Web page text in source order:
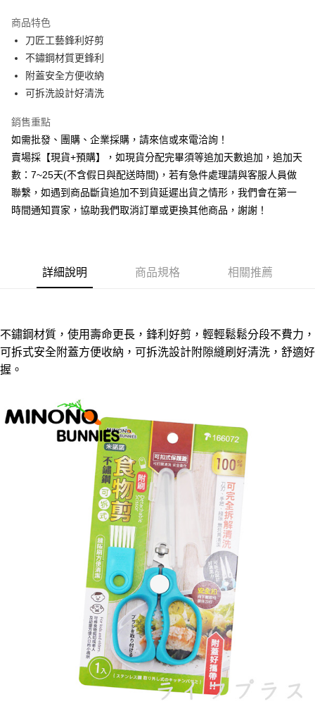
合作金庫商業銀行
華南商業銀行
上海商業儲蓄銀行
國泰世華商業銀行
臺灣中小企業銀行
聯邦商業銀行
元大商業銀行
永豐商業銀行
台新國際商業銀行
中國信託商業銀行
台灣樂天信用卡公司
6 期 0 利率 每期
華南商業銀行
上海商業儲蓄銀行
國泰世華商業銀行
匯豐（台灣）商業銀行
聯邦商業銀行
遠東國際商業銀行
元大商業銀行
永豐商業銀行
玉山商業銀行
星展（台灣）商業銀行
台新國際商業銀行
台灣樂天信用卡公司
12 期 0 利率 每期
合作金庫商業銀行
上海商業儲蓄銀行
國泰世華商業銀行
臺灣中小企業銀行
匯豐（台灣）商業銀行
華泰商業銀行
聯邦商業銀行
遠東國際商業銀行
元大商業銀行
永豐商業銀行
玉山商業銀行
星展（台灣）商業銀行
台新國際商業銀行
中國信託商業銀行
超商取貨付款
LINE Pay
Apple Pay
街口支付
悠遊付
全盈+PAY
【關於「AFTEE先享後付」】
AFTEE先享後付是「在收到商品之後才付款」的支付方式。 讓您購物簡單
便利好安心！
３．安心：先確認商品／服務後，再付款。
【「AFTEE先享後付」結帳流程】
１．於結帳方式選擇「AFTEE先享後付」後，將跳轉至「AFTEE先享後付」
３．收到繳費通知簡訊後14天內，點擊此簡訊中的連結，可透過四大超商／
ATM／網路銀行／等多元方式進行付款，方視為交易完成。
※ 請注意：結帳手續完成當下不需立刻繳費，但若您需要取消訂單，請聯絡
購買商品的店家。未經商家同意取消之訂單仍視為有效，需透過AFTEE先享
※ 交易是否成功請以「AFTEE先享後付 」之結帳頁面顯示為準，若有關於
是否繳費成功／繳費後需取消欲退款等相關疑問，請聯繫「AFTEE先享後付
https://netprotections.freshdesk.com/support/home
１．透過由恩沛科技股份有限公司提供之「AFTEE先享後付」服務完成之交
易，需依本服務之必要範圍內提供個人資料，並將交易相關給付款項請求債
權轉讓予恩沛科技股份有限公司。
２．關於個人資料處理事宜，請瀏覽以下網址：
https://aftee.tw/terms/#terms3
３．未成年的使用者請事先徵得法定代理人或監護人之同意方可使用
「AFTEE先享後付」，若未經同意申辦者引起之損失，本公司不負相關責
４．使用「AFTEE先享後付」時，將依據個別帳號之用戶狀況，依本公司即
時審查核予不同之上限額度；若仍有額度不足之情形，本公司將視審查結果
請求用戶進行身份認證。
５．嚴禁一人註冊多個帳號或使用他人資訊註冊。若發現惡意使用之情形，
恩沛科技股份有限公司將有權停止該用戶之使用額度並採取法律行動。
ATM付款
運送方式
全家取貨付款三天後到
全家離島取貨付款
每筆NT$100，滿NT$1,000(含以上)免運費
每筆NT$60，滿NT$490(含以上)免運費
每筆NT$100，滿NT$1,000(含以上)免運費
本島宅配1~2天後到
每筆NT$80，滿NT$490(含以上)免運費
每筆NT$150，滿NT$3,000(含以上)免運費
每筆NT$150，滿NT$3,000(含以上)免運費
商品特色
刀匠工藝鋒利好剪
不鏽鋼材質更鋒利
附蓋安全方便收納
可拆洗設計好清洗
銷售重點
如需批發、團購、企業採購，請來信或來電洽詢！
賣場採【現貨+預購】，如現貨分配完畢須等追加天數追加，追加天
數：7~25天(不含假日與配送時間)，若有急件處理請與客服人員做
聯繫，如遇到商品斷貨追加不到貨延遲出貨之情形，我們會在第一
時間通知買家，協助我們取消訂單或更換其他商品，謝謝！
詳細說明 商品規格 相關推薦
不鏽鋼材質，使用壽命更長，鋒利好剪，輕輕鬆鬆分段不費力，
可拆式安全附蓋方便收納，可拆洗設計附隙縫刷好清洗，舒適好
握。